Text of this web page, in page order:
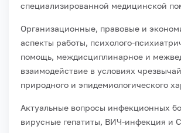
специализированной медицинской
Организационные, правовые и
аспекты работы, психолого-
помощь, междисциплинарное и
взаимодействие в условиях
природного и эпидемиологического
Актуальные вопросы инфекционных
вирусные гепатиты, ВИЧ-инфекция и